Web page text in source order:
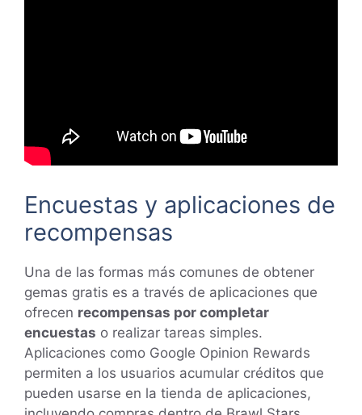
Encuestas y aplicaciones de
recompensas
Una de las formas más comunes de obtener
gemas gratis es a través de aplicaciones que
ofrecen recompensas por completar
encuestas o realizar tareas simples.
Aplicaciones como Google Opinion Rewards
permiten a los usuarios acumular créditos que
pueden usarse en la tienda de aplicaciones,